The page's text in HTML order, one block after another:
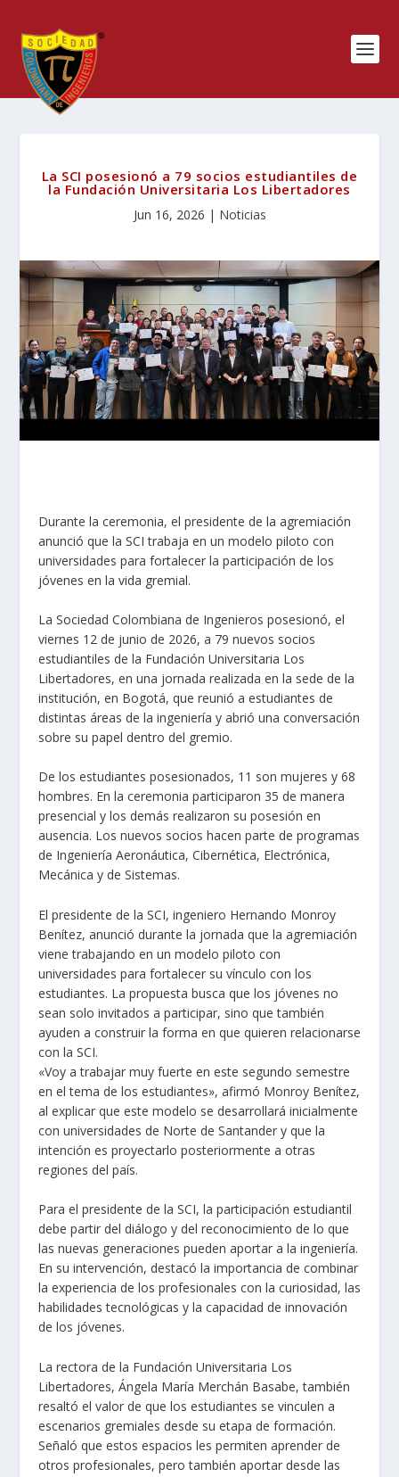
La SCI posesionó a 79 socios estudiantiles de
la Fundación Universitaria Los Libertadores
Jun 16, 2026 | Noticias
Durante la ceremonia, el presidente de la agremiación
anunció que la SCI trabaja en un modelo piloto con
universidades para fortalecer la participación de los
jóvenes en la vida gremial.
La Sociedad Colombiana de Ingenieros posesionó, el
viernes 12 de junio de 2026, a 79 nuevos socios
estudiantiles de la Fundación Universitaria Los
Libertadores, en una jornada realizada en la sede de la
institución, en Bogotá, que reunió a estudiantes de
distintas áreas de la ingeniería y abrió una conversación
sobre su papel dentro del gremio.
De los estudiantes posesionados, 11 son mujeres y 68
hombres. En la ceremonia participaron 35 de manera
presencial y los demás realizaron su posesión en
ausencia. Los nuevos socios hacen parte de programas
de Ingeniería Aeronáutica, Cibernética, Electrónica,
Mecánica y de Sistemas.
El presidente de la SCI, ingeniero Hernando Monroy
Benítez, anunció durante la jornada que la agremiación
viene trabajando en un modelo piloto con
universidades para fortalecer su vínculo con los
estudiantes. La propuesta busca que los jóvenes no
sean solo invitados a participar, sino que también
ayuden a construir la forma en que quieren relacionarse
con la SCI.
«Voy a trabajar muy fuerte en este segundo semestre
en el tema de los estudiantes», afirmó Monroy Benítez,
al explicar que este modelo se desarrollará inicialmente
con universidades de Norte de Santander y que la
intención es proyectarlo posteriormente a otras
regiones del país.
Para el presidente de la SCI, la participación estudiantil
debe partir del diálogo y del reconocimiento de lo que
las nuevas generaciones pueden aportar a la ingeniería.
En su intervención, destacó la importancia de combinar
la experiencia de los profesionales con la curiosidad, las
habilidades tecnológicas y la capacidad de innovación
de los jóvenes.
La rectora de la Fundación Universitaria Los
Libertadores, Ángela María Merchán Basabe, también
resaltó el valor de que los estudiantes se vinculen a
escenarios gremiales desde su etapa de formación.
Señaló que estos espacios les permiten aprender de
otros profesionales, pero también aportar desde las